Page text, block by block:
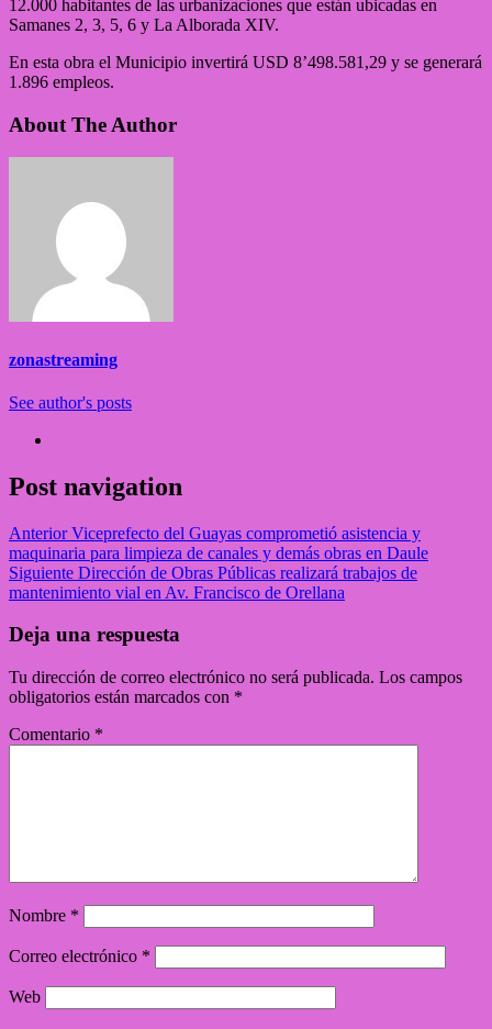
12.000 habitantes de las urbanizaciones que están ubicadas en
Samanes 2, 3, 5, 6 y La Alborada XIV.
En esta obra el Municipio invertirá USD 8’498.581,29 y se generará
1.896 empleos.
About The Author
zonastreaming
See author's posts
Post navigation
AnteriorViceprefecto del Guayas comprometió asistencia y
maquinaria para limpieza de canales y demás obras en Daule
Siguiente Dirección de Obras Públicas realizará trabajos de
mantenimiento vial en Av. Francisco de Orellana
Deja una respuesta
Tu dirección de correo electrónico no será publicada. Los campos
obligatorios están marcados con *
Comentario *
Nombre *
Correo electrónico *
Web